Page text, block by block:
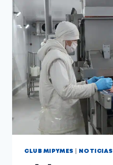
CLUB MIPYMES NOTICIAS